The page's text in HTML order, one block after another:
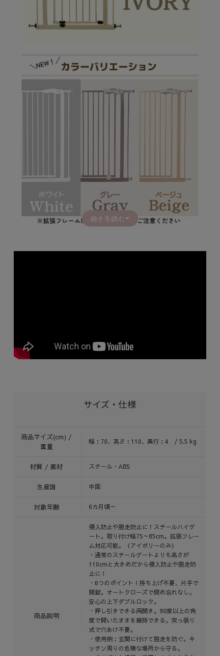
続きを読む
サイズ・仕様
商品サイズ(cm) /
重量
幅：70、高さ：110、奥行：4 / 5.5 kg
材質 / 素材 スチール・ABS
生産国 中国
対象年齢 6カ月頃～
商品説明
侵入防止や脱走防止に！スチールハイゲ
ート。取り付け幅75～85cm。拡張フレー
ム対応可能。（アイボリーのみ）
・通常のスチールゲートよりも高さが
110cmと大きめだから侵入防止や脱走防
止に！
・6つのポイント！持ち上げ不要、片手で
開錠。オートクローズで閉め忘れなし。
安心の上下ダブルロック。
・押し引きできる両開き。90度以上の角
度で開いたままを維持できる。突っ張り
式で穴あけ不要。
・使用例：玄関に付けて脱走を防ぐ。キ
ッチン周りの危険な場所から守る。